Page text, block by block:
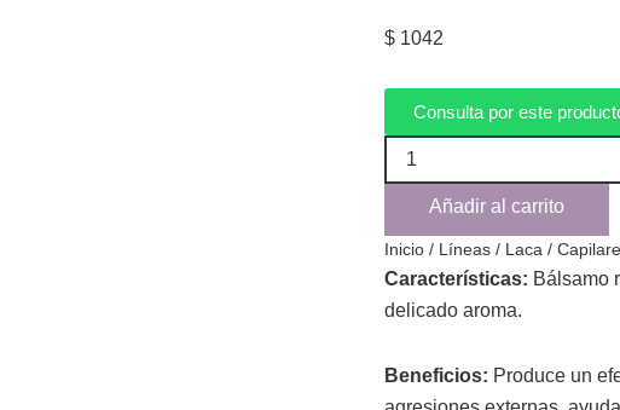
$1042
Consulta por este
CAPILAR
DETOX
cantidad
Añadir al carrito
Inicio/ Líneas/ Laca /
Características: Bálsamo
delicado aroma.
Beneficios: Produce un